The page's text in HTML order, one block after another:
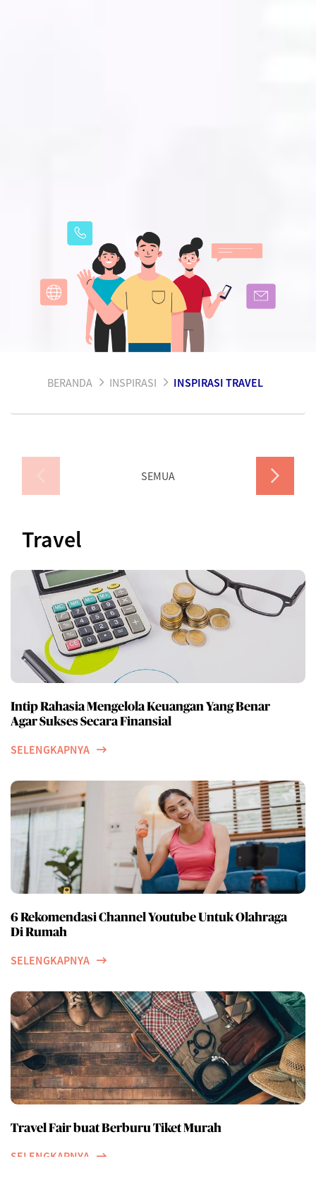
BERANDA INSPIRASI INSPIRASI TRAVEL
SEMUA
Travel
Intip Rahasia Mengelola Keuangan Yang Benar
Agar Sukses Secara Finansial
SELENGKAPNYA
6 Rekomendasi Channel Youtube Untuk Olahraga
Di Rumah
SELENGKAPNYA
Travel Fair buat Berburu Tiket Murah
SELENGKAPNYA